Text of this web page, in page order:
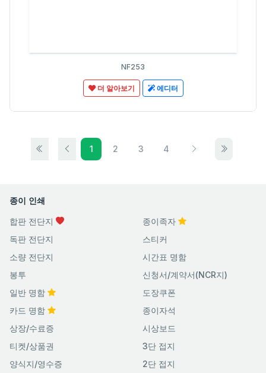
NF253
더 알아보기 에디터
1 2 3 4
종이 인쇄
합판 전단지
독판 전단지
소량 전단지
봉투
일반 명함
카드 명함
상장/수료증
티켓/상품권
양식지/영수증
종이족자
스티커
시간표 명함
신청서/계약서(NCR지)
도장쿠폰
종이자석
시상보드
3단 접지
2단 접지